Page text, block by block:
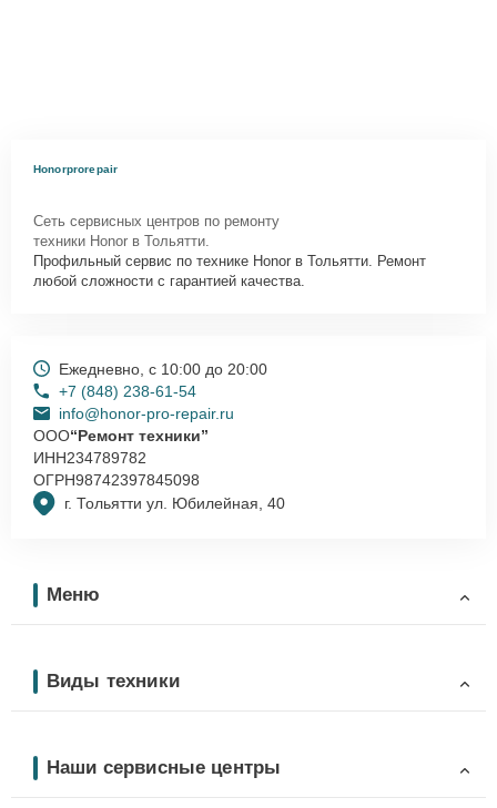
Honorprorepair
Сеть сервисных центров по ремонту
техники Honor в Тольятти.
Профильный сервис по технике Honor в Тольятти. Ремонт
любой сложности с гарантией качества.
г. Тольятти ул. Юбилейная, 40
Ежедневно, с 10:00 до 20:00
+7 (848) 238-61-54
info@honor-pro-repair.ru
ООО“Ремонт техники”
ИНН234789782
ОГРН98742397845098
Меню
Виды техники
Наши сервисные центры